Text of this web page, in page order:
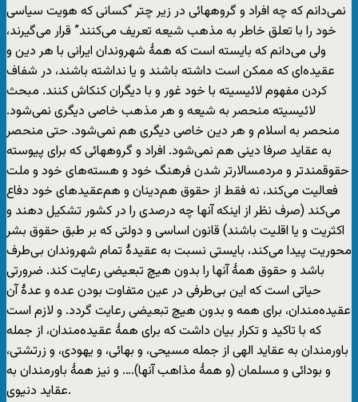
نمی‌دانم که چه افراد و گروههائی در زیر چتر “کسانی که هویت سیاسی
خود را با تعلق خاطر به مذهب شیعه تعریف می‌کنند” قرار می‌گیرند،
ولی می‌دانم که بایسته است که همۀ شهروندان ایرانی با هر دین و
عقیده‌ای که ممکن است داشته باشند و یا نداشته باشند، در شفاف
کردن مفهوم لائیسیته با خود غور و با دیگران کنکاش کنند. مبحث
لائیسیته منحصر به شیعه و هر مذهب خاصی دیگری نمی‌شود.
منحصر به اسلام و هر دین خاصی دیگری هم نمی‌شود. حتی منحصر
به عقاید صرفا دینی هم نمی‌شود. افراد و گروههائی که برای پیوسته
حقوقمندتر و مردمسالارتر شدن فرهنگ خود و هسته‌های خود و ملت
فعالیت می‌کند، نه فقط از حقوق هم‌دینان و هم‌عقیدهای خود دفاع
می‌کند (صرف نظر از اینکه آنها چه درصدی را در کشور تشکیل دهند و
اکثریت و یا اقلیت باشند) قانون اساسی و دولتی که بر طبق حقوق بشر
محوریت پیدا می‌کند، بایستی نسبت به عقیدۀ تمام شهروندان بی‌طرف
باشد و حقوق همۀ آنها را بدون هیچ تبعیضی رعایت کند. ضرورتی
حیاتی است که این بی‌طرفی در عین متفاوت بودن عده و عدۀ آن
عقیده‌مندان، برای همه و بدون هیچ تبعیضی رعایت گردد. و لازم است
که با تاکید و تکرار بیان داشت که برای همۀ عقیده‌مندان، از جمله
باورمندان به عقاید الهی از جمله مسیحی، و بهائی، و یهودی، و زرتشتی،
و بودائی و مسلمان (و همۀ مذاهب آنها)…. و نیز همۀ باورمندان به
عقاید دنیوی.